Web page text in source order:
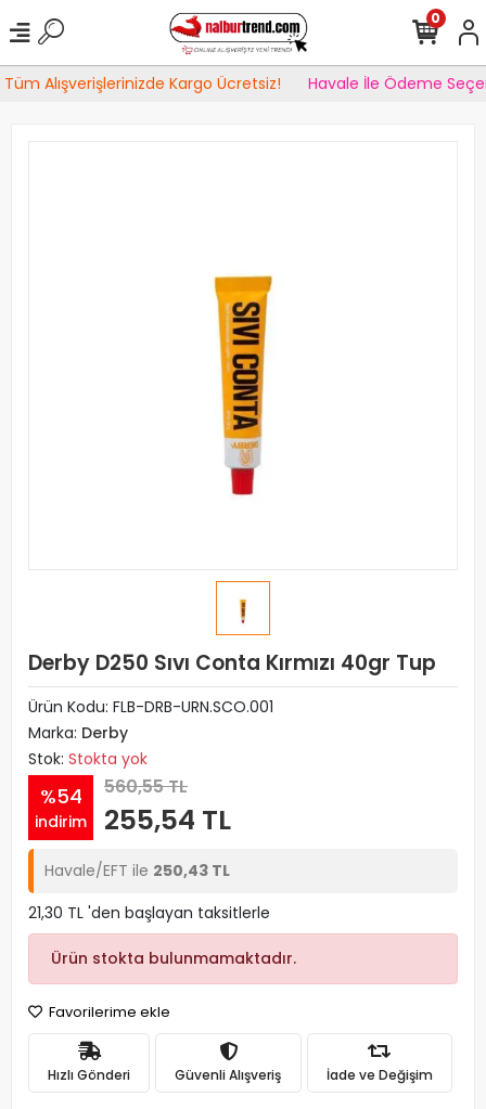
Alışverişlerinizde Kargo Ücretsiz! Havale İle Ödeme
0
Derby D250 Sıvı Conta Kırmızı 40gr Tup
Ürün Kodu: FLB-DRB-URN.SCO.001
Marka: Derby
Stok: Stokta yok
%54
indirim
560,55 TL
255,54 TL
Havale/EFT ile 250,43 TL
21,30 TL 'den başlayan taksitlerle
Ürün stokta bulunmamaktadır.
Favorilerime ekle
Hızlı Gönderi Güvenli Alışveriş İade ve Değişim